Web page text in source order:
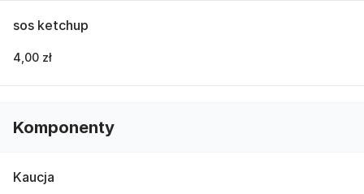
sos ketchup
4,00 zł
Komponenty
Kaucja